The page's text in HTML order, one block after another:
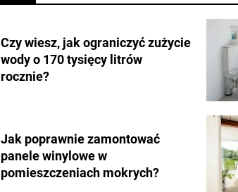
Czy wiesz, jak ograniczyć zużycie
wody o 170 tysięcy litrów
rocznie?
Jak poprawnie zamontować
panele winylowe w
pomieszczeniach mokrych?